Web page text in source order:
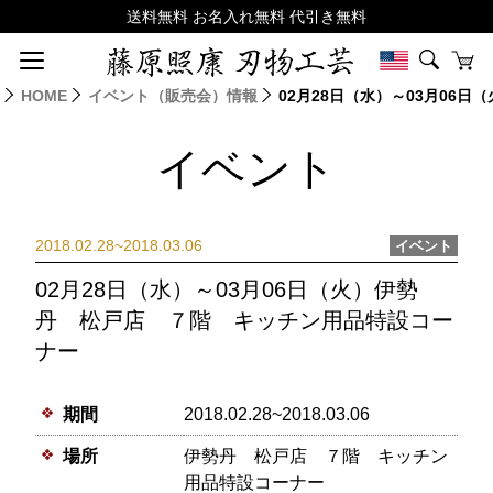
HOME イベント（販売会）情報 02月28日（水）～03月06
イベント
2018.02.28~2018.03.06 イベント
02月28日（水）～03月06日（火）伊勢
丹 松戸店 ７階 キッチン用品特設コー
ナー
期間 2018.02.28~2018.03.06
場所
伊勢丹 松戸店 ７階 キッチン
用品特設コーナー